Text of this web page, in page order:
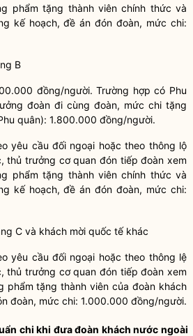
phẩm tặng thành viên chính thức và
kế hoạch, đề án đón đoàn, mức chi:
B
đồng/người. Trường hợp có Phu
ởng đoàn đi cùng đoàn, mức chi tặng
quân): 1.800.000 đồng/người.
yêu cầu đối ngoại hoặc theo thông lộ
thủ trưởng cơ quan đón tiếp đoàn xem
phẩm tặng thành viên chính thức và
kế hoạch, đề án đón đoàn, mức chi:
C và khách mời quốc tế khác
yêu cầu đối ngoại hoặc theo thông lệ
thủ trưởng cơ quan đón tiếp đoàn xem
phẩm tặng thành viên của đoàn khách
đoàn, mức chi: 1.000.000 đồng/người.
chi khi đưa đoàn khách nước ngoài